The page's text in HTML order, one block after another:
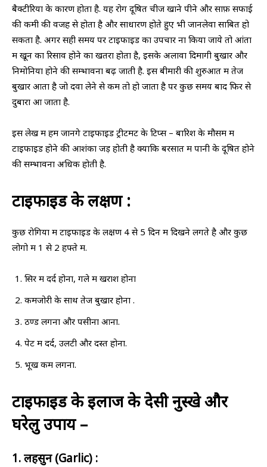
बैक्टीरिया के कारण होता है. यह रोग दूषित चीजें खाने पीने और साफ़ सफाई
की कमी की वजह से होता है और साधारण होते हुए भी जानलेवा साबित हो
सकता है. अगर सही समय पर टाइफाइड का उपचार ना किया जाये तो आंतों
में खून का रिसाव होने का खतरा होता है, इसके अलावा दिमागी बुखार और
निमोनिया होने की सम्भावना बढ़ जाती है. इस बीमारी की शुरुआत में तेज
बुखार आता है जो दवा लेने से कम तो हो जाता है पर कुछ समय बाद फिर से
दुबारा आ जाता है.
इस लेख में हम जानेंगे टाइफाइड ट्रीटमेंट के टिप्स – बारिश के मौसम में
टाइफाइड होने की आशंका जड़ होती है क्योंकि बरसात में पानी के दूषित होने
की सम्भावना अधिक होती है.
टाइफाइड के लक्षण :
कुछ रोगियों में टाइफाइड के लक्षण 4 से 5 दिन में दिखने लगते है और कुछ
लोगो में 1 से 2 हफ्ते में.
सिर में दर्द होना, गले में खराश होना
कमजोरी के साथ तेज बुखार होना .
ठण्ड लगना और पसीना आना.
पेट में दर्द, उलटी और दस्त होना.
भूख कम लगना.
टाइफाइड के इलाज के देसी नुस्खे और
घरेलु उपाय –
1. लहसुन (Garlic) :